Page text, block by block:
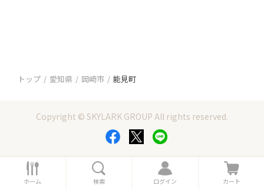
トップ 愛知県 岡崎市 能見町
Copyright © SKYLARK GROUP All rights reserved.
ホ
ー
ホーム 索
検索
ロ
グ
ログイン
カ
ー
カート